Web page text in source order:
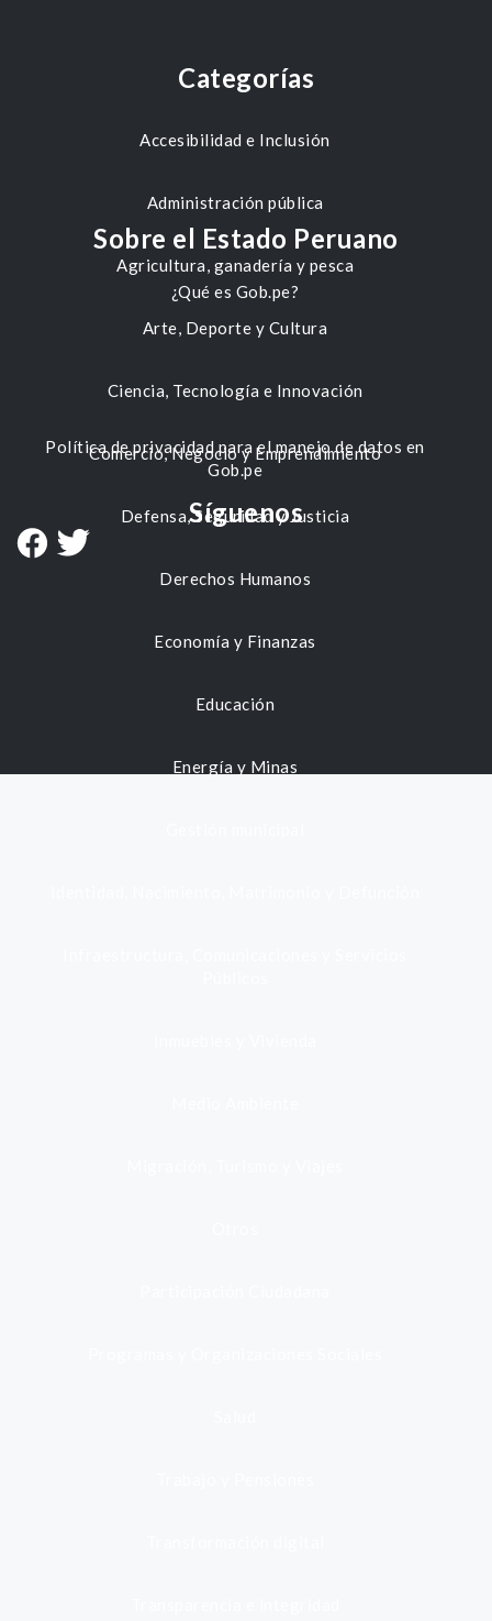
Categorías
Accesibilidad e Inclusión
Administración pública
Agricultura, ganadería y pesca
Arte, Deporte y Cultura
Ciencia, Tecnología e Innovación
Comercio, Negocio y Emprendimiento
Defensa, Seguridad y Justicia
Derechos Humanos
Economía y Finanzas
Educación
Energía y Minas
Sobre el Estado Peruano
¿Qué es Gob.pe?
Política de privacidad para el manejo de datos en
Gob.pe
Síguenos